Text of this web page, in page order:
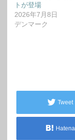
トが登場
2026年7月8日
デンマーク
Tweet
Hatena